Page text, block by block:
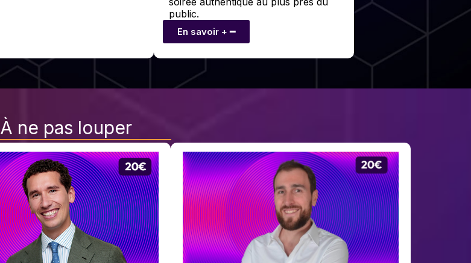
public.
En savoir + ━
À ne pas louper